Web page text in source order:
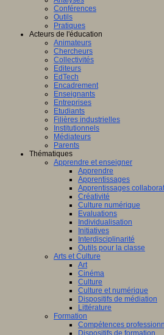
Conférences
Outils
Pratiques
Acteurs de l'éducation
Animateurs
Chercheurs
Collectivités
Editeurs
EdTech
Encadrement
Enseignants
Entreprises
Etudiants
Filières industrielles
Institutionnels
Médiateurs
Parents
Thématiques
Apprendre et enseigner
Apprendre
Apprentissages
Apprentissages
Créativité
Culture numérique
Evaluations
Individualisation
Initiatives
Interdisciplinarité
Outils pour la classe
Arts et Culture
Art
Cinéma
Culture
Culture et numérique
Dispositifs de médiation
Littérature
Formation
Compétences
Dispositifs de formation